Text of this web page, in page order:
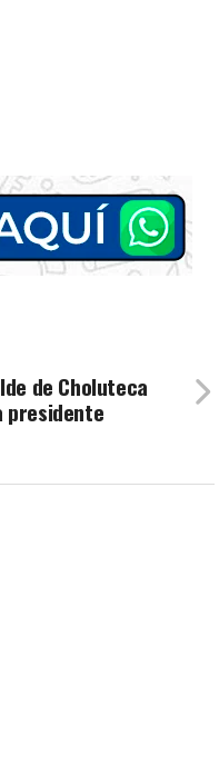
de Choluteca
presidente